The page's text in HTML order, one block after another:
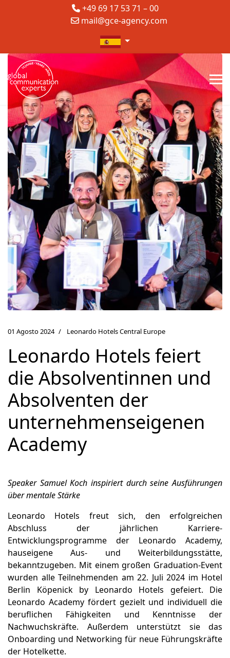
+49 69 17 53 71 – 00
mail@gce-agency.com
Seleccione su idioma
01 Agosto 2024 Leonardo Hotels Central Europe
Leonardo Hotels feiert
die Absolventinnen und
Absolventen der
unternehmenseigenen
Academy
Speaker Samuel Koch inspiriert durch seine Ausführungen
über mentale Stärke
Leonardo Hotels freut sich, den erfolgreichen
Abschluss der jährlichen Karriere-
Entwicklungsprogramme der Leonardo Academy,
hauseigene Aus- und Weiterbildungsstätte,
bekanntzugeben. Mit einem großen Graduation-Event
wurden alle Teilnehmenden am 22. Juli 2024 im Hotel
Berlin Köpenick by Leonardo Hotels gefeiert. Die
Leonardo Academy fördert gezielt und individuell die
beruflichen Fähigkeiten und Kenntnisse der
Nachwuchskräfte. Außerdem unterstützt sie das
Onboarding und Networking für neue Führungskräfte
der Hotelkette.